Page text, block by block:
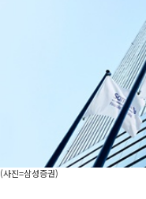
(사진=삼성증권)